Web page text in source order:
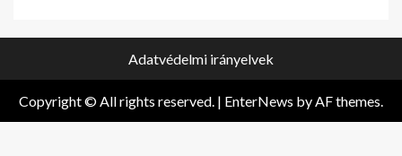
Adatvédelmi irányelvek
Copyright © All rights reserved. | EnterNews by AF themes.